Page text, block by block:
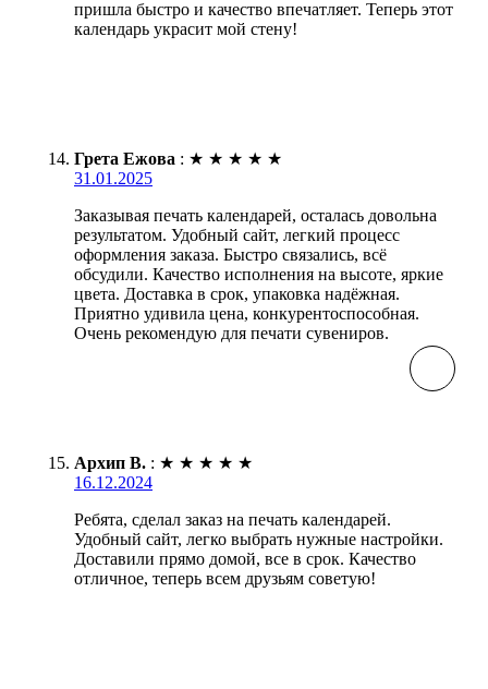
пришла быстро и качество впечатляет. Теперь этот
календарь украсит мой стену!
Грета Ежова : ★ ★ ★ ★ ★
31.01.2025
Заказывая печать календарей, осталась довольна
результатом. Удобный сайт, легкий процесс
оформления заказа. Быстро связались, всё
обсудили. Качество исполнения на высоте, яркие
цвета. Доставка в срок, упаковка надёжная.
Приятно удивила цена, конкурентоспособная.
Очень рекомендую для печати сувениров.
Архип В. : ★ ★ ★ ★ ★
16.12.2024
Ребята, сделал заказ на печать календарей.
Удобный сайт, легко выбрать нужные настройки.
Доставили прямо домой, все в срок. Качество
отличное, теперь всем друзьям советую!